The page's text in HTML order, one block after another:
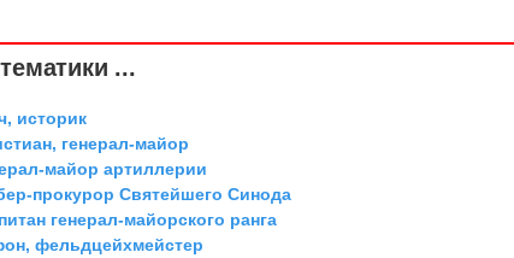
...
историк
генерал-майор
майор артиллерии
прокурор Святейшего Синода
генерал-майорского ранга
фельдцейхмейстер